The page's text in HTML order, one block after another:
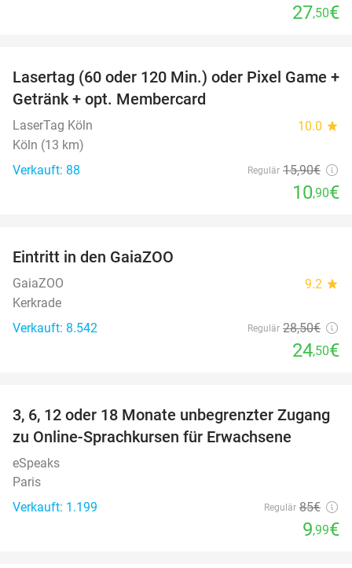
27,50€
31%
Lasertag (60 oder 120 Min.) oder Pixel Game +
Getränk + opt. Membercard
LaserTag Köln 10.0 star
Köln (13 km)
Verkauft: 88
Regulär 15,90€
10,90€
Eintritt in den GaiaZOO
GaiaZOO 9.2 star
Kerkrade
Verkauft: 8.542
Regulär 28,50€
24,50€
88%
3, 6, 12 oder 18 Monate unbegrenzter Zugang
zu Online-Sprachkursen für Erwachsene
eSpeaks
Paris
Verkauft: 1.199
Regulär 85€
9,99€